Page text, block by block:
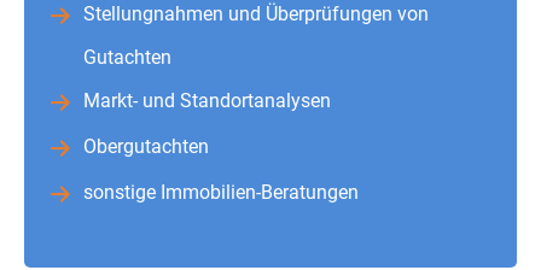
Stellungnahmen und Überprüfungen von
Gutachten
Markt- und Standortanalysen
Obergutachten
sonstige Immobilien-Beratungen